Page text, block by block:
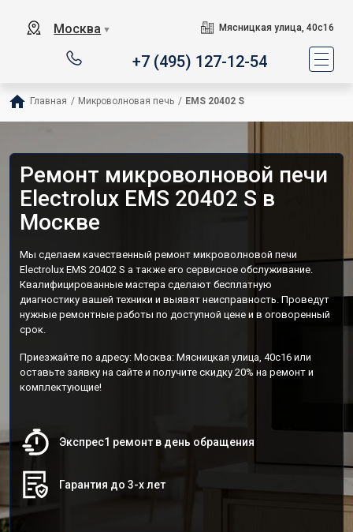
Москва ▼ Мясницкая улица, 40с16
+7 (495) 127-12-54
Главная / Микроволновая печь / EMS 20402 S
Ремонт микроволновой печи
Electrolux EMS 20402 S в
Москве
Мы сделаем качественный ремонт микроволновой печи
Electrolux EMS 20402 S а также его сервисное обслуживание.
Квалифицированные мастера сделают бесплатную
диагностику вашей техники и выявят неисправность. Проведут
нужные ремонтные работы по доступной цене и в оговоренный
срок.
Приезжайте по адресу: Москва: Мясницкая улица, 40с16 или
оставьте заявку на сайте и получите скидку 20% на ремонт и
комплектующие!
Экспрес1 ремонт в день обращения
Гарантия до 3-х лет